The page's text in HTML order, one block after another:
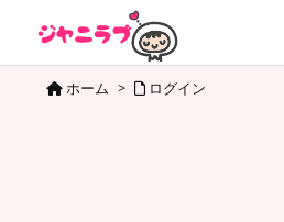
ホーム > ログイン